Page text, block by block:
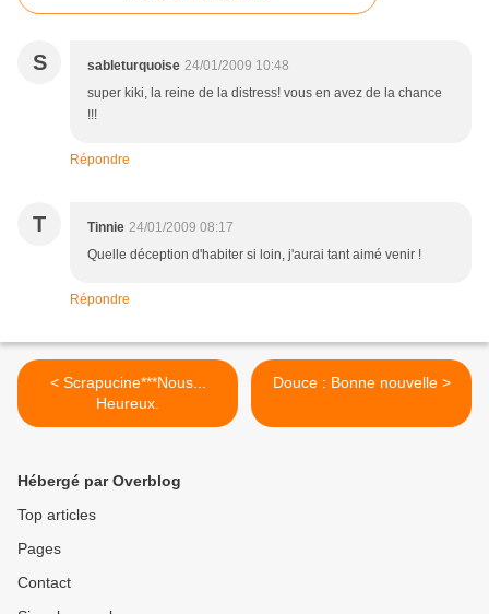
S sableturquoise 24/01/2009 10:48
super kiki, la reine de la distress! vous en avez de la chance
!!!
Répondre
T Tinnie 24/01/2009 08:17
Quelle déception d'habiter si loin, j'aurai tant aimé venir !
Répondre
< Scrapucine***Nous...
Heureux.
Douce : Bonne nouvelle >
Hébergé par Overblog
Top articles
Pages
Contact